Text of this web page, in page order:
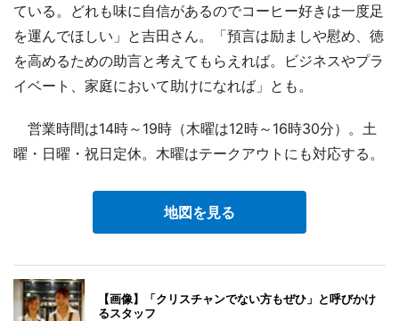
ている。どれも味に自信があるのでコーヒー好きは一度足
を運んでほしい」と吉田さん。「預言は励ましや慰め、徳
を高めるための助言と考えてもらえれば。ビジネスやプラ
イベート、家庭において助けになれば」とも。
営業時間は14時～19時（木曜は12時～16時30分）。土
曜・日曜・祝日定休。木曜はテークアウトにも対応する。
地図を見る
【画像】「クリスチャンでない方もぜひ」と呼びかけ
るスタッフ